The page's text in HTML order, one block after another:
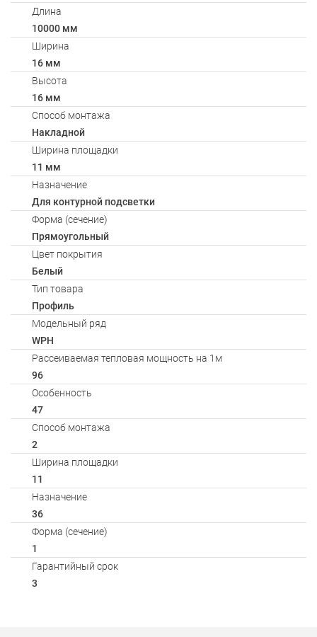
Длина
10000 мм
Ширина
16 мм
Высота
16 мм
Способ монтажа
Накладной
Ширина площадки
11 мм
Назначение
Для контурной подсветки
Форма (сечение)
Прямоугольный
Цвет покрытия
Белый
Тип товара
Профиль
Модельный ряд
WPH
Рассеиваемая тепловая мощность на 1м
96
Особенность
47
Способ монтажа
2
Ширина площадки
11
Назначение
36
Форма (сечение)
1
Гарантийный срок
3